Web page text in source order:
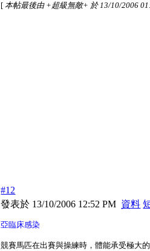
[ 本帖最後由 +超級無敵+ 於 13/10/2006
#12
發表於 13/10/2006 12:52 PM 資料
亞臨床感染
競賽馬匹在出賽與操練時，體能承受極大